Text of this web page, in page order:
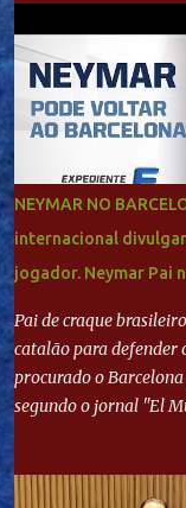
NEYMAR NO
internacional
jogador. Neymar Pai
Pai de craque
catalão para defender
procurado o
segundo o jornal "El
"Mundo Deportivo", o